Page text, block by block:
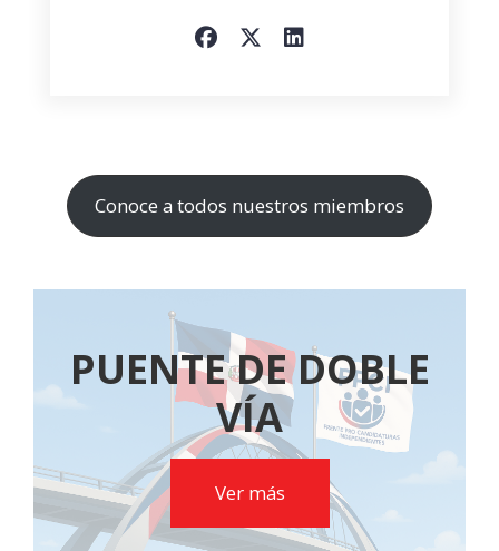
Conoce a todos nuestros miembros
PUENTE DE DOBLE
VÍA
Ver más